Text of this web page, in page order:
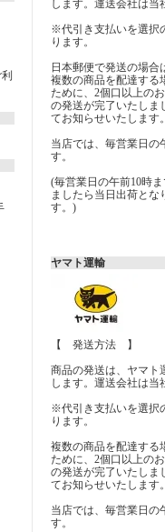
します。運送会社は当
※代引き支払いを選択
ります。
日本郵便で発送の場合
複数の商品を配達する
ために、2個口以上の
の発送が完了いたしま
てお知らせいたします。
当店では、毎営業日の
す。
(毎営業日の午前10時
ましたら当日出荷とな
す。)
ヤマト運輸
【 発送方法 】
商品の発送は、ヤマト
します。運送会社は当
※代引き支払いを選択
ります。
複数の商品を配達する
ために、2個口以上の
の発送が完了いたしま
てお知らせいたします。
当店では、毎営業日の
す。